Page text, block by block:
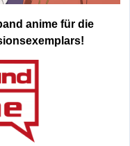
anime für die